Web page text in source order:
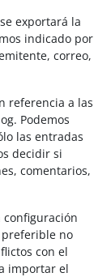
exportará la
indicado por
correo,
referencia a las
Podemos
las entradas
decidir si
comentarios,
configuración
no
con el
importar el